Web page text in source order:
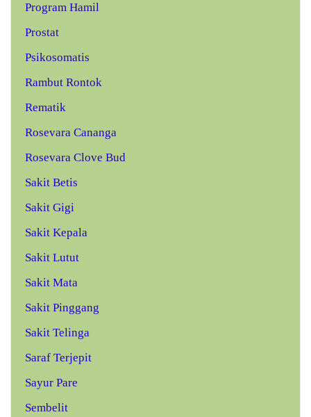
Program Hamil
Prostat
Psikosomatis
Rambut Rontok
Rematik
Rosevara Cananga
Rosevara Clove Bud
Sakit Betis
Sakit Gigi
Sakit Kepala
Sakit Lutut
Sakit Mata
Sakit Pinggang
Sakit Telinga
Saraf Terjepit
Sayur Pare
Sembelit